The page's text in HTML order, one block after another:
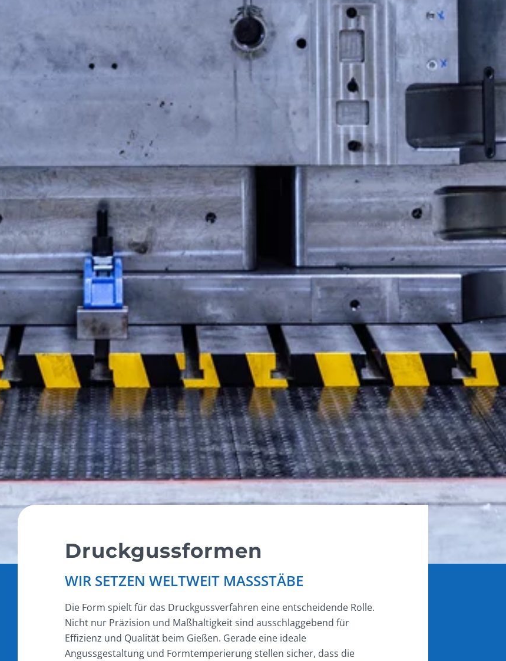
Druckgussformen
WIR SETZEN WELTWEIT MASSSTÄBE
Die Form spielt für das Druckgussverfahren eine entscheidende Rolle.
Nicht nur Präzision und Maßhaltigkeit sind ausschlaggebend für
Effizienz und Qualität beim Gießen. Gerade eine ideale
Angussgestaltung und Formtemperierung stellen sicher, dass die